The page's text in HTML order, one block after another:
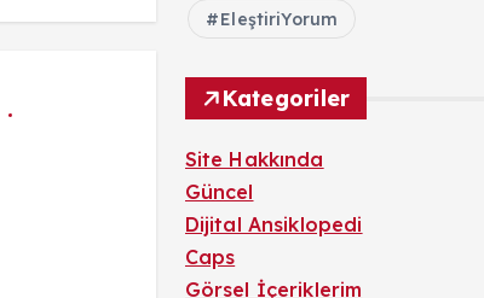
EleştiriYorum
Kategoriler
Site Hakkında
Güncel
Dijital Ansiklopedi
Caps
Görsel İçeriklerim